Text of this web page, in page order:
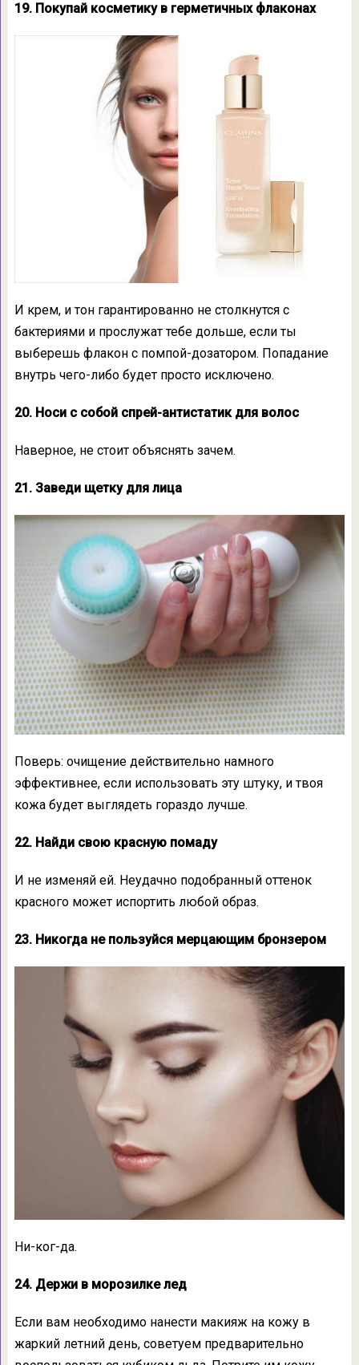
19. Покупай косметику в герметичных флаконах
И крем, и тон гарантированно не столкнутся с
бактериями и прослужат тебе дольше, если ты
выберешь флакон с помпой-дозатором. Попадание
внутрь чего-либо будет просто исключено.
20. Носи с собой спрей-антистатик для волос
Наверное, не стоит объяснять зачем.
21. Заведи щетку для лица
Поверь: очищение действительно намного
эффективнее, если использовать эту штуку, и твоя
кожа будет выглядеть гораздо лучше.
22. Найди свою красную помаду
И не изменяй ей. Неудачно подобранный оттенок
красного может испортить любой образ.
23. Никогда не пользуйся мерцающим бронзером
Ни-ког-да.
24. Держи в морозилке лед
Если вам необходимо нанести макияж на кожу в
жаркий летний день, советуем предварительно